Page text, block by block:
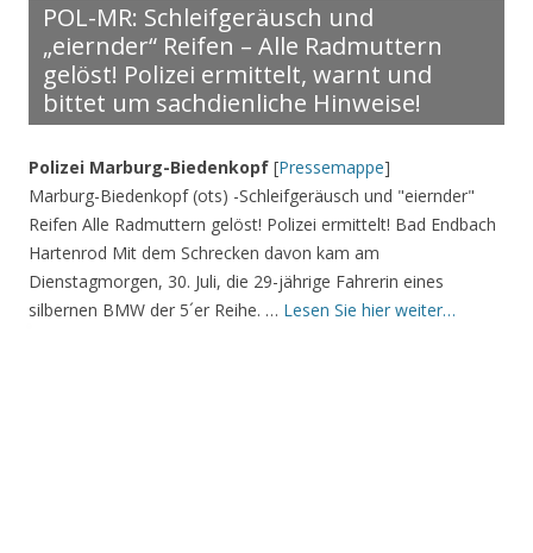
POL-MR: Schleifgeräusch und
„eiernder“ Reifen – Alle Radmuttern
gelöst! Polizei ermittelt, warnt und
bittet um sachdienliche Hinweise!
Polizei Marburg-Biedenkopf [Pressemappe]
Marburg-Biedenkopf (ots) -Schleifgeräusch und "eiernder"
Reifen Alle Radmuttern gelöst! Polizei ermittelt! Bad Endbach
Hartenrod Mit dem Schrecken davon kam am
Dienstagmorgen, 30. Juli, die 29-jährige Fahrerin eines
silbernen BMW der 5´er Reihe. … Lesen Sie hier weiter…